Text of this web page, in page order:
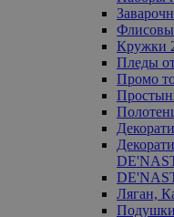
Кружки
Пледы
Промо
Ляган,
Подушки